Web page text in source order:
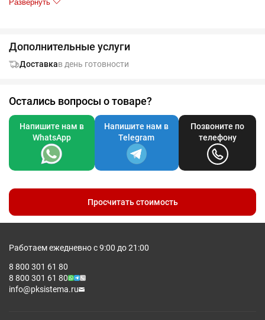
Объем: 260 мл.
Развернуть
Дополнительные услуги
Доставкав день готовности
Остались вопросы о товаре?
Напишите нам в
WhatsApp
Напишите нам в
Telegram
Позвоните по
телефону
Просчитать стоимость
Работаем ежедневно с 9:00 до 21:00
8 800 301 61 80
8 800 301 61 80
info@pksistema.ru